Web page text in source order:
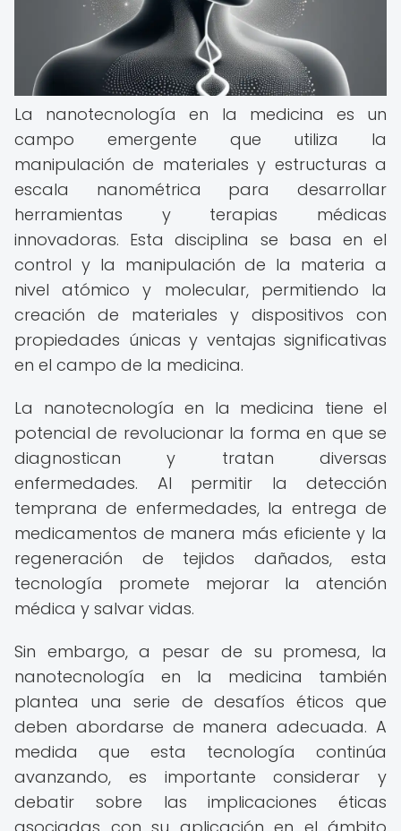
La nanotecnología en la medicina es un
campo emergente que utiliza la
manipulación de materiales y estructuras a
escala nanométrica para desarrollar
herramientas y terapias médicas
innovadoras. Esta disciplina se basa en el
control y la manipulación de la materia a
nivel atómico y molecular, permitiendo la
creación de materiales y dispositivos con
propiedades únicas y ventajas significativas
en el campo de la medicina.
La nanotecnología en la medicina tiene el
potencial de revolucionar la forma en que se
diagnostican y tratan diversas
enfermedades. Al permitir la detección
temprana de enfermedades, la entrega de
medicamentos de manera más eficiente y la
regeneración de tejidos dañados, esta
tecnología promete mejorar la atención
médica y salvar vidas.
Sin embargo, a pesar de su promesa, la
nanotecnología en la medicina también
plantea una serie de desafíos éticos que
deben abordarse de manera adecuada. A
medida que esta tecnología continúa
avanzando, es importante considerar y
debatir sobre las implicaciones éticas